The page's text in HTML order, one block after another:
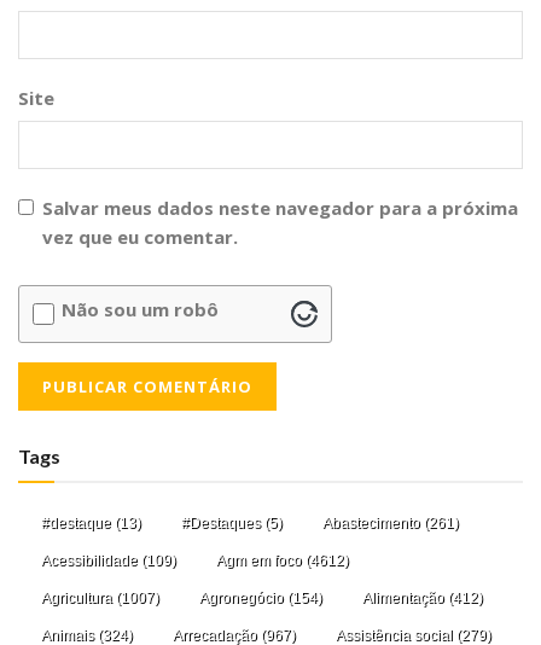
Site
Salvar meus dados neste navegador para a próxima
vez que eu comentar.
Não sou um robô
Tags
#destaque (13) #Destaques(5) Abastecimento(261)
Acessibilidade (109) Agm em foco(4612)
Agricultura (1007) Agronegócio(154) Alimentação(412)
Animais(324) Arrecadação(967) Assistência social (279)